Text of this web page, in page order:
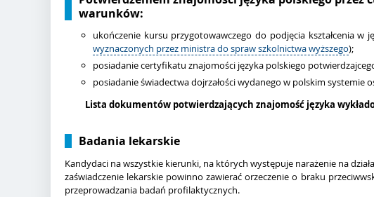
warunków:
ukończenie kursu przygotowawczego do podjęcia kształcenia
wyznaczonych przez ministra do spraw szkolnictwa wyższego);
posiadanie certyfikatu znajomości języka polskiego
posiadanie świadectwa dojrzałości wydanego w polskim systemie
Lista dokumentów potwierdzających znajomość języka
Badania lekarskie
Kandydaci na wszystkie kierunki, na których występuje narażenie na
zaświadczenie lekarskie powinno zawierać orzeczenie o braku
przeprowadzania badań profilaktycznych.